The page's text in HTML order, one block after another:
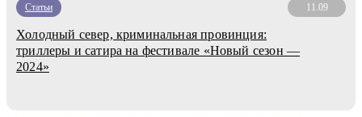
Статьи 11.09
Холодный север, криминальная провинция:
триллеры и сатира на фестивале «Новый сезон —
2024»